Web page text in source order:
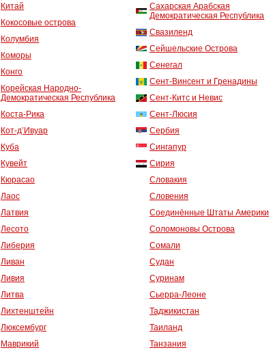
Китай
Кокосовые острова
Колумбия
Коморы
Конго
Корейская Народно-
Демократическая Республика
Коста-Рика
Кот-д’Ивуар
Куба
Кувейт
Кюрасао
Лаос
Латвия
Лесото
Либерия
Ливан
Ливия
Литва
Лихтенштейн
Люксембург
Маврикий
Сахарская Арабская
Демократическая Республика
Свазиленд
Сейшельские Острова
Сенегал
Сент-Винсент и Гренадины
Сент-Китс и Невис
Сент-Люсия
Сербия
Сингапур
Сирия
Словакия
Словения
Соединённые Штаты Америки
Соломоновы Острова
Сомали
Судан
Суринам
Сьерра-Леоне
Таджикистан
Таиланд
Танзания